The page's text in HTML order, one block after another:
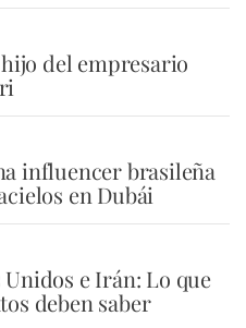
hijo del empresario
influencer brasileña
en Dubái
e Irán: Lo que
deben saber